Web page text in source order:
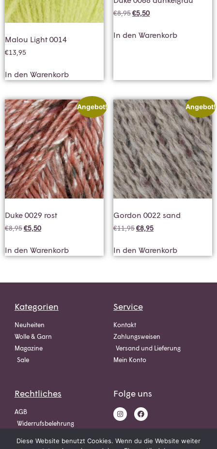
Malou Light 0014
€13,95
In den Warenkorb
€8,95€5,50
In den Warenkorb
Angebot!
Duke 0029 rost
€8,95€5,50
In den Warenkorb
Angebot!
Gordon 0022 sand
€11,95€8,95
In den Warenkorb
Kategorien
Neuheiten
Wolle & Garn
Magazine
Sale
Service
Kontakt
Zahlungsweisen
Versand und Lieferung
Mein Konto
Rechtliches
AGB
Widerrufsbelehrung
Folge uns
Diese Website benutzt Cookies. Wenn du die Website weiter